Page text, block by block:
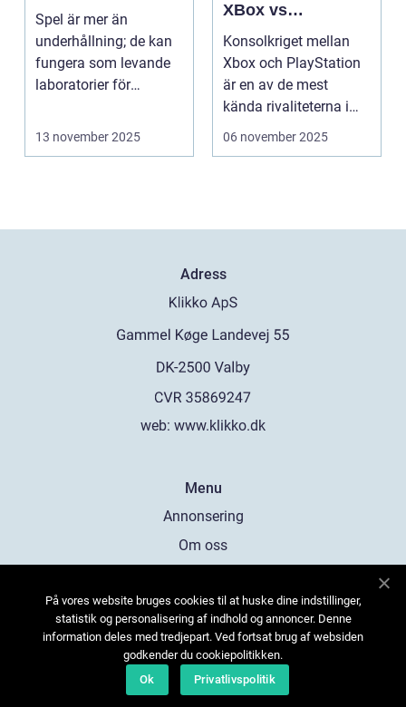
Spel är mer än
underhållning; de kan
fungera som levande
laboratorier för
13 november 2025
XBox vs
PlayStation
Konsolkriget mellan
Xbox och PlayStation
är en av de mest
kända rivaliteterna i
spelvä...
06 november 2025
Adress
web: www.klikko.dk
Menu
Annonsering
Om oss
Kontakta oss
Sitemap
På vores website bruges cookies til at huske dine indstillinger,
statistik og personalisering af indhold og annoncer. Denne
information deles med tredjepart. Ved fortsat brug af websiden
godkender du cookiepolitikken.
Ok
Privatlivspolitik